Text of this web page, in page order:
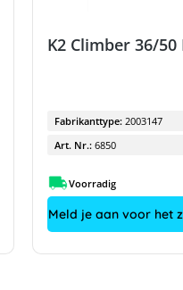
K2 Climber 36/50
Fabrikanttype:2003147
Art. Nr.:6850
Voorradig
Meld je aan voor het